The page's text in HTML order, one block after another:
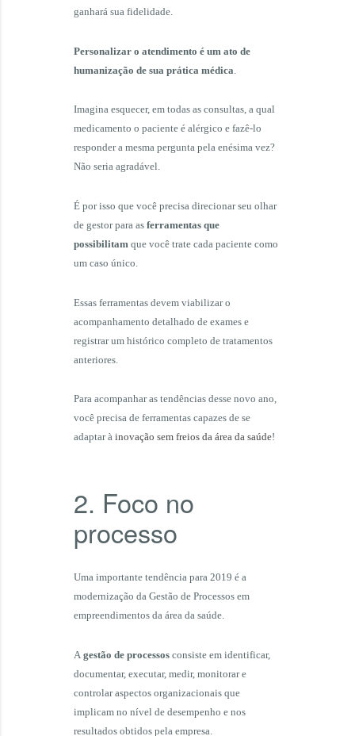
ganhará sua fidelidade.
Personalizar o atendimento é um ato de
humanização de sua prática médica
Imagina esquecer, em todas as consultas, a qual
medicamento o paciente é alérgico e fazê-lo
responder a mesma pergunta pela enésima vez?
Não seria agradável.
É por isso que você precisa direcionar seu olhar
de gestor para as ferramentas que
possibilitamque você trate cada paciente como
um caso único.
Essas ferramentas devem viabilizar o
acompanhamento detalhado de exames e
registrar um histórico completo de tratamentos
anteriores.
Para acompanhar as tendências desse novo ano,
você precisa de ferramentas capazes de se
adaptar à inovação sem freios da área da saúde!
2. Foco no
processo
Uma importante tendência para 2019 é a
modernização da Gestão de Processos em
empreendimentos da área da saúde.
A gestão de processosconsiste em identificar,
documentar, executar, medir, monitorar e
controlar aspectos organizacionais que
implicam no nível de desempenho e nos
resultados obtidos pela empresa.